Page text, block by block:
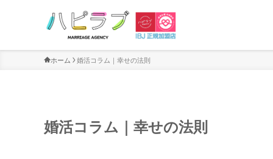
ホーム 婚活コラム｜幸せの法則
婚活コラム｜幸せの法則